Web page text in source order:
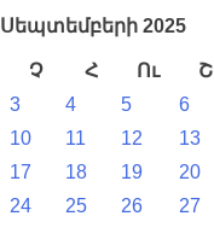
Սեպտեմբերի 2025
Չ Հ Ու Շ
3 4 5 6
10 11 12 13
17 18 19 20
24 25 26 27